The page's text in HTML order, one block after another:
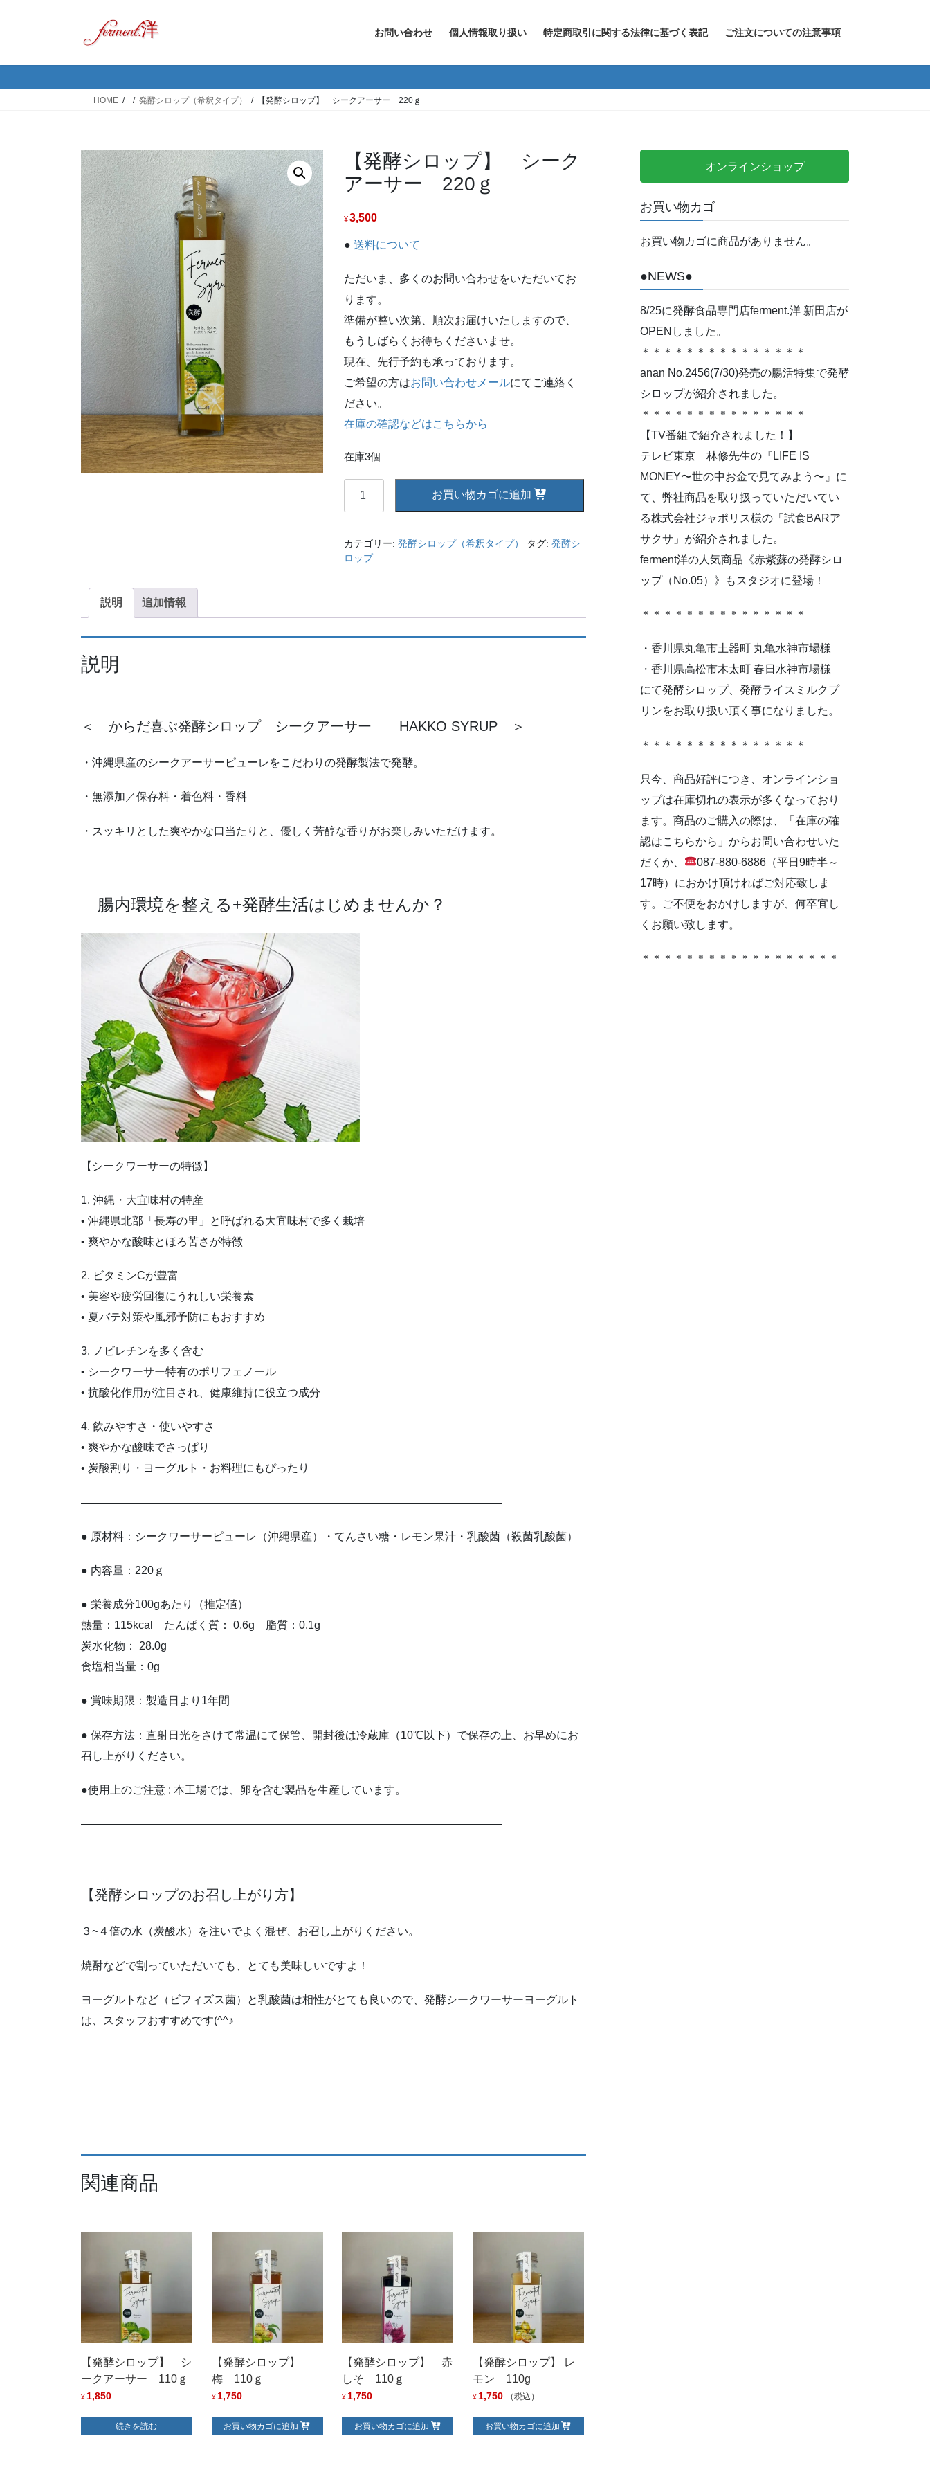
へ
ョ
お問い合わせ 個人情報取り扱い 特定商取引に関する法律に基づく表記 ご注文についての注意事項
HOME 発酵シロップ（希釈タイプ） 【発酵シロップ】 シークアーサー 220ｇ
【発酵シロップ】 シーク
アーサー 220ｇ
¥3,500
● 送料について
ただいま、多くのお問い合わせをいただいてお
ります。
準備が整い次第、順次お届けいたしますので、
もうしばらくお待ちくださいませ。
現在、先行予約も承っております。
ご希望の方はお問い合わせメールにてご連絡く
ださい。
在庫の確認などはこちらから
在庫3個
ッ
ク
ア
ｇ
個
お買い物カゴに追加
カテゴリー: 発酵シロップ（希釈タイプ） タグ: 発酵シ
ロップ
説明 追加情報
説明
＜ からだ喜ぶ発酵シロップ シークアーサー HAKKO SYRUP ＞
・沖縄県産のシークアーサーピューレをこだわりの発酵製法で発酵。
・無添加／保存料・着色料・香料
・スッキリとした爽やかな口当たりと、優しく芳醇な香りがお楽しみいただけます。
腸内環境を整える+発酵生活はじめませんか？
【シークワーサーの特徴】
1. 沖縄・大宜味村の特産
• 沖縄県北部「長寿の里」と呼ばれる大宜味村で多く栽培
• 爽やかな酸味とほろ苦さが特徴
2. ビタミンCが豊富
• 美容や疲労回復にうれしい栄養素
• 夏バテ対策や風邪予防にもおすすめ
3. ノビレチンを多く含む
• シークワーサー特有のポリフェノール
• 抗酸化作用が注目され、健康維持に役立つ成分
4. 飲みやすさ・使いやすさ
• 爽やかな酸味でさっぱり
• 炭酸割り・ヨーグルト・お料理にもぴったり
——————————————————————————————————————
● 原材料：シークワーサーピューレ（沖縄県産）・てんさい糖・レモン果汁・乳酸菌（殺菌乳酸菌）
● 内容量：220ｇ
● 栄養成分100gあたり（推定値）
熱量：115kcal たんぱく質： 0.6g 脂質：0.1g
炭水化物： 28.0g
食塩相当量：0g
● 賞味期限：製造日より1年間
● 保存方法：直射日光をさけて常温にて保管、開封後は冷蔵庫（10℃以下）で保存の上、お早めにお
召し上がりください。
●使用上のご注意 : 本工場では、卵を含む製品を生産しています。
——————————————————————————————————————
【発酵シロップのお召し上がり方】
３~４倍の水（炭酸水）を注いでよく混ぜ、お召し上がりください。
焼酎などで割っていただいても、とても美味しいですよ！
ヨーグルトなど（ビフィズス菌）と乳酸菌は相性がとても良いので、発酵シークワーサーヨーグルト
は、スタッフおすすめです(^^♪
関連商品
【発酵シロップ】 シ
ークアーサー 110ｇ
¥ 1,850
続きを読む
【発酵シロップ】
梅 110ｇ
¥ 1,750
お買い物カゴに追加
【発酵シロップ】 赤
しそ 110ｇ
¥ 1,750
お買い物カゴに追加
【発酵シロップ】 レ
モン 110g
¥ 1,750 （税込）
お買い物カゴに追加
オンラインショップ
お買い物カゴ
お買い物カゴに商品がありません。
●NEWS●
8/25に発酵食品専門店ferment.洋 新田店が
OPENしました。
＊＊＊＊＊＊＊＊＊＊＊＊＊＊＊
anan No.2456(7/30)発売の腸活特集で発酵
シロップが紹介されました。
＊＊＊＊＊＊＊＊＊＊＊＊＊＊＊
【TV番組で紹介されました！】
テレビ東京 林修先生の『LIFE IS
MONEY〜世の中お金で見てみよう〜』に
て、弊社商品を取り扱っていただいてい
る株式会社ジャポリス様の「試食BARア
サクサ」が紹介されました。
ferment洋の人気商品《赤紫蘇の発酵シロ
ップ（No.05）》もスタジオに登場！
＊＊＊＊＊＊＊＊＊＊＊＊＊＊＊
・香川県丸亀市土器町 丸亀水神市場様
・香川県高松市木太町 春日水神市場様
にて発酵シロップ、発酵ライスミルクプ
リンをお取り扱い頂く事になりました。
＊＊＊＊＊＊＊＊＊＊＊＊＊＊＊
只今、商品好評につき、オンラインショ
ップは在庫切れの表示が多くなっており
ます。商品のご購入の際は、「在庫の確
認はこちらから」からお問い合わせいた
だくか、
087-880-6886（平日9時半～
17時）におかけ頂ければご対応致しま
す。ご不便をおかけしますが、何卒宜し
くお願い致します。
＊＊＊＊＊＊＊＊＊＊＊＊＊＊＊＊＊＊